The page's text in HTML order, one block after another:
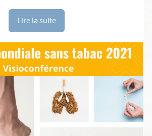
Lire la suite